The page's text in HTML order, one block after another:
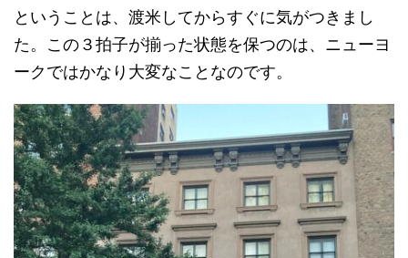
ということは、渡米してからすぐに気がつきまし
た。この３拍子が揃った状態を保つのは、ニューヨ
ークではかなり大変なことなのです。